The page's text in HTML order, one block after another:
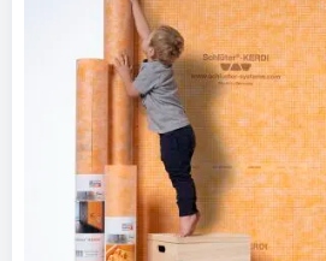
Ausschreibungstexte
CAD-Details
Architekturobjekte
Expertenprofile